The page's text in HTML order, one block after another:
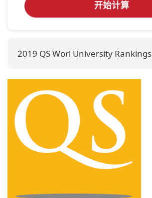
开始计算
2019 QS Worl University Rankings